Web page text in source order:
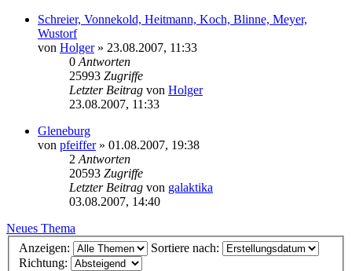
Schreier, Vonnekold, Heitmann, Koch, Blinne, Meyer,
Wustorf
von Holger» 23.08.2007, 11:33
0 Antworten
25993 Zugriffe
Letzter Beitrag von Holger
23.08.2007, 11:33
Gleneburg
von pfeiffer» 01.08.2007, 19:38
2 Antworten
20593 Zugriffe
Letzter Beitrag von galaktika
03.08.2007, 14:40
Neues Thema
Anzeigen:
Sortiere nach:
Richtung: